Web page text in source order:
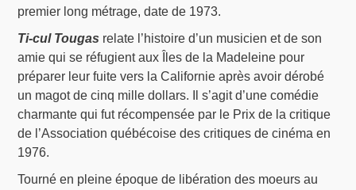
premier long métrage, date de 1973.
Ti-cul Tougas relate l’histoire d’un musicien et de son
amie qui se réfugient aux Îles de la Madeleine pour
préparer leur fuite vers la Californie après avoir dérobé
un magot de cinq mille dollars. Il s’agit d’une comédie
charmante qui fut récompensée par le Prix de la critique
de l’Association québécoise des critiques de cinéma en
1976.
Tourné en pleine époque de libération des moeurs au